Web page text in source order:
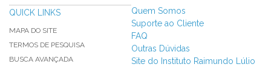
QUICK LINKS
MAPA DO SITE
TERMOS DE PESQUISA
BUSCA AVANÇADA
Quem Somos
Suporte ao Cliente
FAQ
Outras Dúvidas
Site do Instituto Raimundo Lúlio